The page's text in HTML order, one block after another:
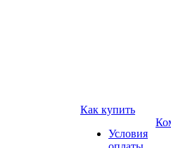
Как купить
Условия